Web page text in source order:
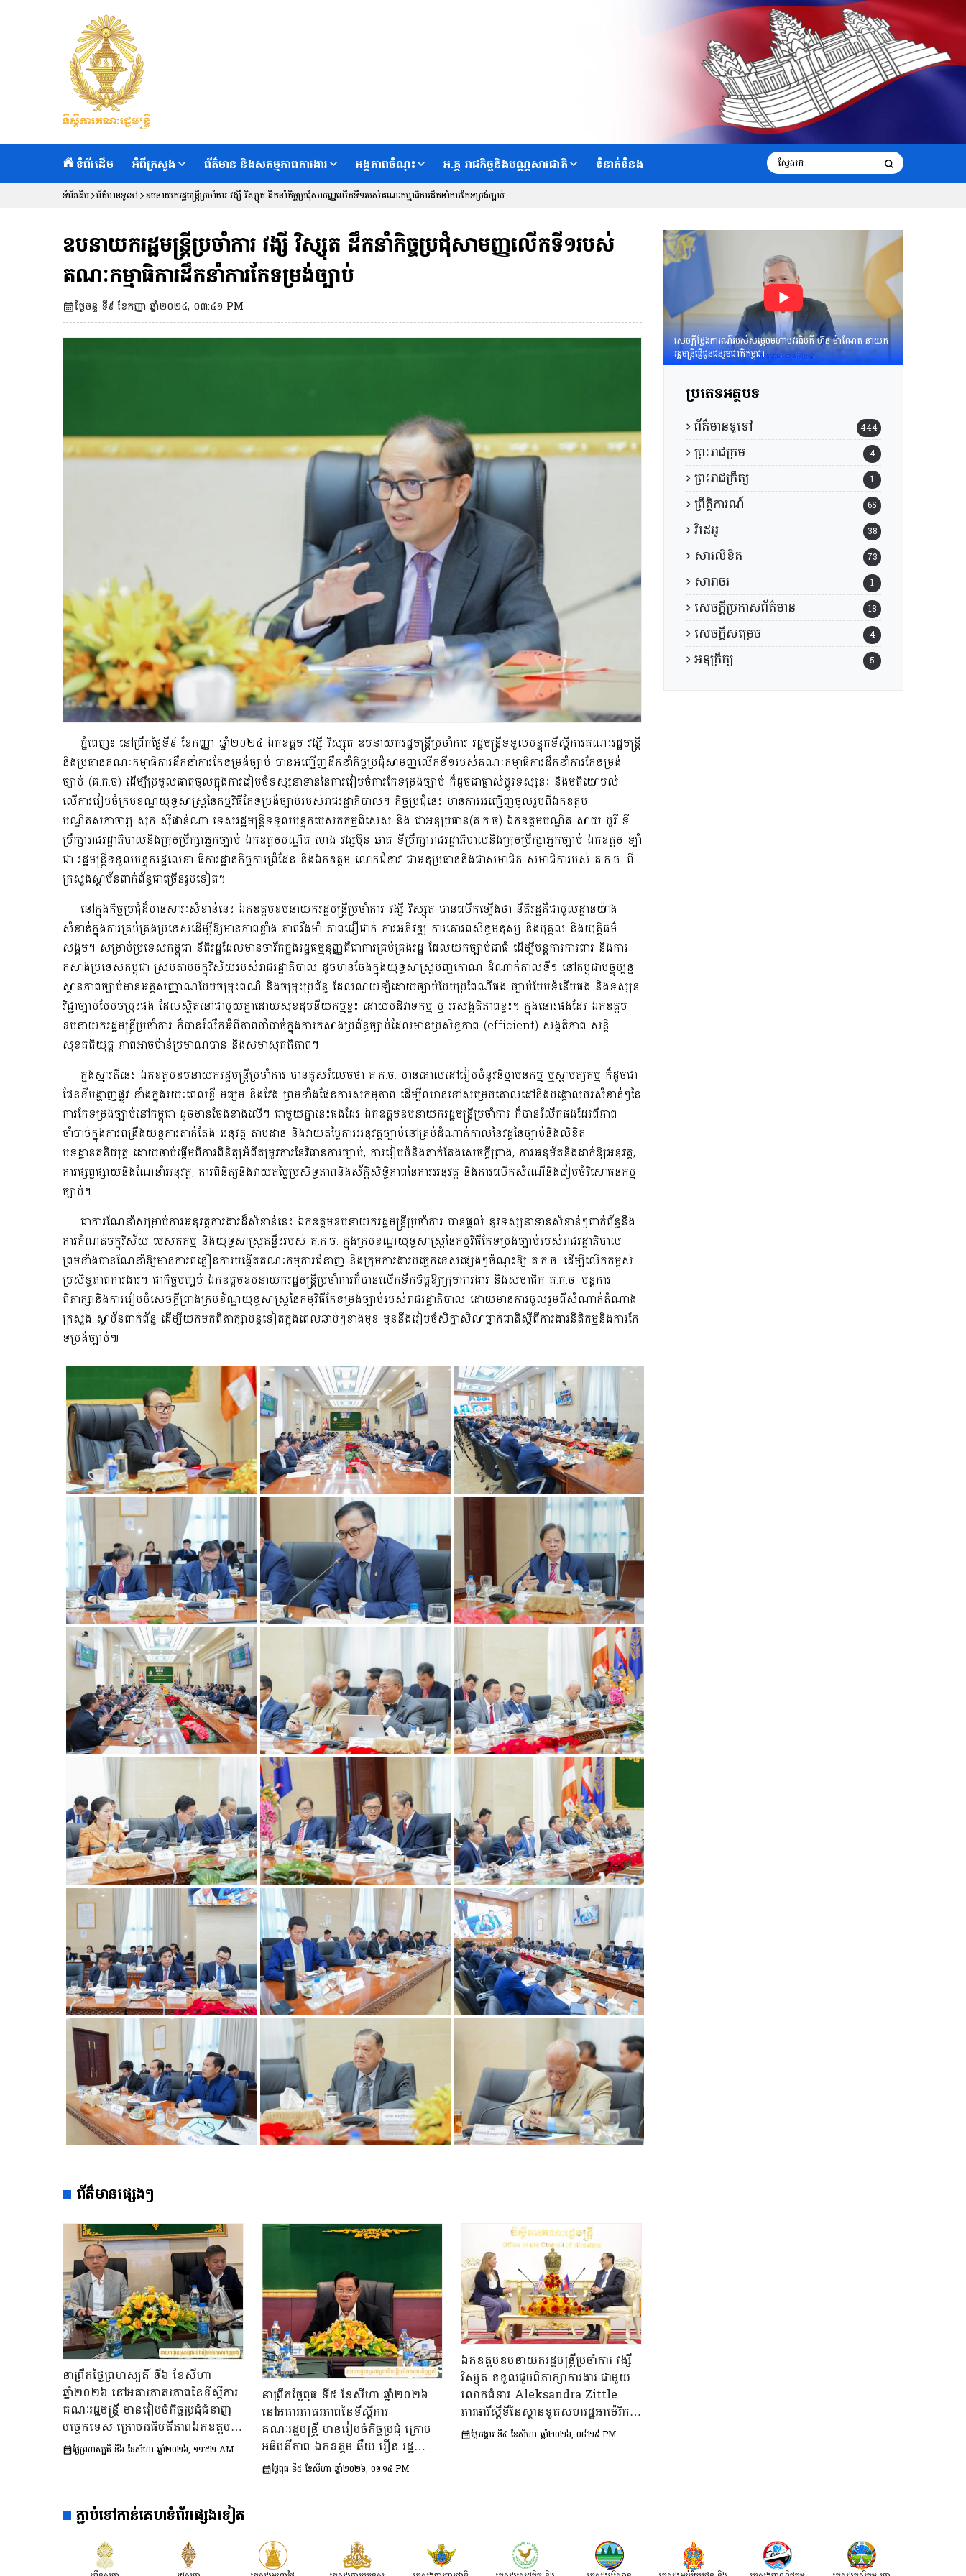
ទំព័រដើម អំពីក្រសួង ព័ត៌មាន និងសកម្មភាពការងារ អង្គភាពចំណុះ អ.គ្គ រាជកិច្ចនិងបណ្ណសារជាតិ ទំនាក់ទំនង
ទំព័រដើម ព័ត៌មានទូទៅ ឧបនាយករដ្ឋមន្ត្រីប្រចាំការ វង្សី វិស្សុត ដឹកនាំកិច្ចប្រជុំសាមញ្ញលើកទី១របស់គណៈកម្មាធិការដឹកនាំការកែទម្រង់ច្បាប់
ឧបនាយករដ្ឋមន្ត្រីប្រចាំការ វង្សី វិស្សុត ដឹកនាំកិច្ចប្រជុំសាមញ្ញលើកទី១របស់
គណៈកម្មាធិការដឹកនាំការកែទម្រង់ច្បាប់
ថ្ងៃចន្ទ ទី៩ ខែកញ្ញា ឆ្នាំ២០២៤, ០៣:៤១ PM
ភ្នំពេញ៖ នៅព្រឹកថ្ងៃទី៩ ខែកញ្ញា ឆ្នាំ២០២៤ ឯកឧត្តម វង្សី វិស្សុត ឧបនាយករដ្ឋមន្ត្រីប្រចាំការ រដ្ឋមន្ត្រីទទួលបន្ទុកទីស្តីការគណៈរដ្ឋមន្ត្រី
និងប្រធានគណៈកម្មាធិការដឹកនាំការកែទម្រង់ច្បាប់ បានអញ្ជើញដឹកនាំកិច្ចប្រជុំសាមញ្ញលើកទី១របស់គណៈកម្មាធិការដឹកនាំការកែទម្រង់
ច្បាប់ (គ.ក.ច) ដើម្បីប្រមូលធាតុចូលក្នុងការរៀបចំទស្សនាទាននៃការរៀបចំការកែទម្រង់ច្បាប់ ក៏ដូចជាផ្លាស់ប្តូរទស្សនៈ និងមតិយោបល់
លើការរៀបចំក្របខណ្ឌយុទ្ធសាស្ត្រនៃកម្មវិធីកែទម្រង់ច្បាប់របស់រាជរដ្ឋាភិបាល។ កិច្ចប្រជុំនេះ មានការអញ្ជើញចូលរួមពីឯកឧត្តម
បណ្ឌិតសភាចារ្យ សុក ស៊ីផាន់ណា ទេសរដ្ឋមន្ត្រីទទួលបន្ទុកបេសកកម្មពិសេស និង ជាអនុប្រធាន(គ.ក.ច) ឯកឧត្តមបណ្ឌិត សាយ បូរី ទី
ប្រឹក្សារាជរដ្ឋាភិបាលនិងក្រុមប្រឹក្សាអ្នកច្បាប់ ឯកឧត្តមបណ្ឌិត ហេង វង្សប៊ុន ឆាត ទីប្រឹក្សារាជរដ្ឋាភិបាលនិងក្រុមប្រឹក្សាអ្នកច្បាប់ ឯកឧត្តម ឡាំ
ជា រដ្ឋមន្រ្តីទទួលបន្ទុករដ្ឋលេខា ធិការដ្ឋានកិច្ចការព្រំដែន និងឯកឧត្តម លោកជំទាវ ជាអនុប្រធាននិងជាសមាជិក សមាជិការបស់ គ.ក.ច. ពី
ក្រសួងស្ថាប័នពាក់ព័ន្ធជាច្រើនរូបទៀត។
នៅក្នុងកិច្ចប្រជុំដ៏មានសារៈសំខាន់នេះ ឯកឧត្តមឧបនាយករដ្ឋមន្ត្រីប្រចាំការ វង្សី វិស្សុត បានលើកឡើងថា នីតិរដ្ឋគឺជាមូលដ្ឋានយ៉ាង
សំខាន់ក្នុងការគ្រប់គ្រងប្រទេសដើម្បីឱ្យមានភាពខ្លាំង ភាពរឹងមាំ ភាពជឿជាក់ ការអភិវឌ្ឍ ការគោរពសិទ្ធមនុស្ស និងបុគ្គល និងយុត្តិធម៌
សង្គម។ សម្រាប់ប្រទេសកម្ពុជា នីតិរដ្ឋដែលមានចារឹកក្នុងរដ្ឋធម្មនុញ្ញគឺជាការគ្រប់គ្រងរដ្ឋ ដែលយកច្បាប់ជាធំ ដើម្បីបន្តការការពារ និងការ
កសាងប្រទេសកម្ពុជា ស្របតាមចក្ខុវិស័យរបស់រាជរដ្ឋាភិបាល ដូចមានចែងក្នុងយុទ្ធសាស្ត្របញ្ចកោណ ដំណាក់កាលទី១ នៅកម្ពុជាបច្ចុប្បន្ន
ស្ថានភាពច្បាប់មានអត្តសញ្ញាណបែបចម្រុះពណ៌ និងចម្រុះប្រព័ន្ធ ដែលលាយឡំដោយច្បាប់បែបប្រពៃណីផង ច្បាប់បែបទំនើបផង និងទស្សន
វិជ្ជាច្បាប់បែបចម្រុះផង ដែលស្ថិតនៅជាមួយគ្នាដោយសុខដុមនីយកម្មខ្លះ ដោយបដិវាទកម្ម ឬ អសង្គតិភាពខ្លះ។ ក្នុងនោះផងដែរ ឯកឧត្តម
ឧបនាយករដ្ឋមន្ត្រីប្រចាំការ ក៏បានរំលឹកអំពីភាពចាំបាច់ក្នុងការកសាងប្រព័ន្ធច្បាប់ដែលមានប្រសិទ្ធភាព (efficient) សង្គតិភាព សន្តិ
សុខគតិយុត្ត ភាពអាចប៉ាន់ប្រមាណបាន និងសមាសុគតិភាព។
ក្នុងស្មារតីនេះ ឯកឧត្តមឧបនាយករដ្ឋមន្ត្រីប្រចាំការ បានគូសរំលេចថា គ.ក.ច. មានគោលដៅរៀបចំនូវនិម្មាបនកម្ម ឬស្ថាបត្យកម្ម ក៏ដូចជា
ផែនទីបង្ហាញផ្លូវ ទាំងក្នុងរយៈពេលខ្លី មធ្យម និងវែង ព្រមទាំងផែនការសកម្មភាព ដើម្បីឈានទៅសម្រេចគោលដៅនិងបង្គោលចរសំខាន់ៗនៃ
ការកែទម្រង់ច្បាប់នៅកម្ពុជា ដូចមានចែងខាងលើ។ ជាមួយគ្នានេះផងដែរ ឯកឧត្តមឧបនាយករដ្ឋមន្ត្រីប្រចាំការ ក៏បានរំលឹកផងដែរពីភាព
ចាំបាច់ក្នុងការពង្រឹងយន្តការតាក់តែង អនុវត្ត តាមដាន និងវាយតម្លៃការអនុវត្តច្បាប់នៅគ្រប់ដំណាក់កាលនៃវដ្តនៃច្បាប់និងលិខិត
បទដ្ឋានគតិយុត្ត ដោយចាប់ផ្តើមពីការពិនិត្យអំពីតម្រូវការនៃវិធានការច្បាប់, ការរៀបចំនិងតាក់តែងសេចក្តីព្រាង, ការអនុម័តនិងដាក់ឱ្យអនុវត្ត,
ការផ្សព្វផ្សាយនិងណែនាំអនុវត្ត, ការពិនិត្យនិងវាយតម្លៃប្រសិទ្ធភាពនិងស័ក្តិសិទ្ធិភាពនៃការអនុវត្ត និងការលើកសំណើនិងរៀបចំវិសោធនកម្ម
ច្បាប់។
ជាការណែនាំសម្រាប់ការអនុវត្តការងារដ៏សំខាន់នេះ ឯកឧត្តមឧបនាយករដ្ឋមន្ត្រីប្រចាំការ បានផ្តល់ នូវទស្សនាទានសំខាន់ៗពាក់ព័ន្ធនឹង
ការកំណត់ចក្ខុវិស័យ បេសកកម្ម និងយុទ្ធសាស្ត្រគន្លឹះរបស់ គ.ក.ច. ក្នុងក្របខណ្ឌយុទ្ធសាស្ត្រនៃកម្មវិធីកែទម្រង់ច្បាប់របស់រាជរដ្ឋាភិបាល
ព្រមទាំងបានណែនាំឱ្យមានការពន្លឿនការបង្កើតគណៈកម្មការជំនាញ និងក្រុមការងារបច្ចេកទេសផ្សេងៗចំណុះឱ្យ គ.ក.ច. ដើម្បីលើកកម្ពស់
ប្រសិទ្ធភាពការងារ។ ជាកិច្ចបញ្ចប់ ឯកឧត្តមឧបនាយករដ្ឋមន្ត្រីប្រចាំការក៏បានលើកទឹកចិត្តឱ្យក្រុមការងារ និងសមាជិក គ.ក.ច. បន្តការ
ពិភាក្សានិងការរៀបចំសេចក្តីព្រាងក្របខ័ណ្ឌយុទ្ធសាស្ត្រនៃកម្មវិធីកែទម្រង់ច្បាប់របស់រាជរដ្ឋាភិបាល ដោយមានការចូលរួមពីសំណាក់តំណាង
ក្រសួង ស្ថាប័នពាក់ព័ន្ធ ដើម្បីយកមកពិភាក្សាបន្តទៀតក្នុងពេលឆាប់ៗខាងមុខ មុននឹងរៀបចំសិក្ខាសិលាថ្នាក់ជាតិស្តីពីការងារនីតិកម្មនិងការកែ
ទម្រង់ច្បាប់៕
ព័ត៌មានផ្សេងៗ
នាព្រឹកថ្ងៃព្រហស្បតិ៍ ទី៦ ខែសីហា
ឆ្នាំ២០២៦ នៅអគារភាតរភាពនៃទីស្តីការ
គណៈរដ្ឋមន្រ្តី មានរៀបចំកិច្ចប្រជុំជំនាញ
បច្ចេកទេស ក្រោមអធិបតីភាពឯកឧត្តម
សុក ផេង រដ្ឋលេខាធិការទីស្ដីការគណៈរដ្ឋ
មន្ត្រី អនុប្រធាន និងជាប្រធាន​ក្រុម​ការងារ​
ការងារទី៣នៃក្រុមប្រឹក្សាសេដ្ឋកិច្ច សង្គម
កិច្ច និង​វប្បធម៌ ដើម្បីពិនិត្យ​និង​ពិភាក្សា​
លើ «សេចក្តីព្រាងផែនការ​សកម្មភាពជាតិ​​
ស្ដីពី​ការបង្ការទប់ស្កាត់​អាពាហ៍ពិពាហ៍​
ថ្ងៃព្រហស្បតិ៍ ទី៦ ខែសីហា ឆ្នាំ២០២៦, ១១:៥២ AM
នាព្រឹកថ្ងៃពុធ ទី៥ ខែសីហា ឆ្នាំ២០២៦
នៅអគារភាតរភាពនៃទីស្តីការ
គណៈរដ្ឋមន្រ្តី មានរៀបចំកិច្ចប្រជុំ ក្រោម
អធិបតីភាព ឯកឧត្តម ឆឺយ រឿន រដ្ឋ
លេខាធិការ​ទីស្តីការគណៈរដ្ឋមន្ត្រី ដើម្បី
ពិនិត្យនិងពិភាក្សា​លើ​សេចក្ដីព្រាង​គំរូ​
ថ្ងៃពុធ ទី៥ ខែសីហា ឆ្នាំ២០២៦, ០១:១៤ PM
ឯកឧត្តមឧបនាយករដ្ឋមន្ត្រីប្រចាំការ វង្សី
វិស្សុត ទទួលជួបពិភាក្សាការងារ ជាមួយ
លោកជំទាវ Aleksandra Zittle
ភារធារីស្តីទីនៃស្ថានទូតសហរដ្ឋអាម៉េរិក
ប្រចាំកម្ពុជា
ថ្ងៃអង្គារ ទី៤ ខែសីហា ឆ្នាំ២០២៦, ០៨:២៩ PM
សេចក្តីថ្លែងការណ៍របស់សម្តេចមហាបវរធិបតី ហ៊ុន ម៉ាណែត នាយក
រដ្ឋមន្រ្តីផ្ញើជូនជនរួមជាតិកម្ពុជា
ប្រភេទអត្ថបទ
ព័ត៌មានទូទៅ 444
ព្រះរាជក្រម 4
ព្រះរាជក្រឹត្យ 1
ព្រឹត្តិការណ៍ 65
វីដេអូ 38
សារលិខិត 73
សារាចរ 1
សេចក្តីប្រកាសព័ត៌មាន 18
សេចក្តីសម្រេច 4
អនុក្រឹត្យ 5
ភ្ជាប់ទៅកាន់គេហទំព័រផ្សេងទៀត